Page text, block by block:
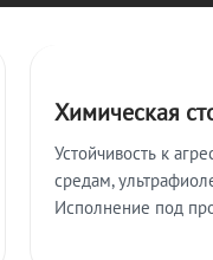
Химическая
Устойчивость к
средам,
Исполнение под